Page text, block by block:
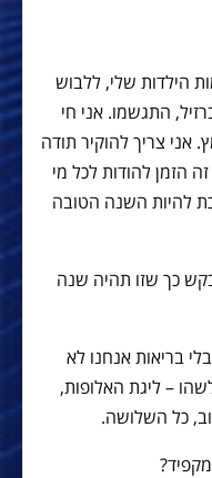
הילדות שלי, ללבוש
התגשמו. אני חי
צריך להוקיר תודה
הזמן להודות לכל מי
להיות השנה הטובה
יכול לבקש כך שזו תהיה שנה
בריאות אנחנו לא
– ליגת האלופות,
כל השלושה.